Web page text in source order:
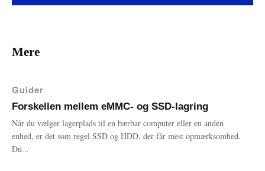
Mere
Guider
Forskellen mellem eMMC- og SSD-lagring
Når du vælger lagerplads til en bærbar computer eller en anden
enhed, er det som regel SSD og HDD, der får mest opmærksomhed.
Du...